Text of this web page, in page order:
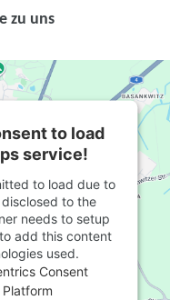
zu uns
to load
service!
to load due to
to the
needs to setup
add this content
used.
Consent